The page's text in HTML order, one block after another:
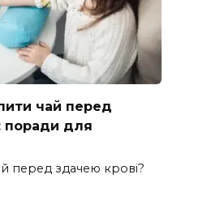
чай перед
поради для
перед здачею крові?